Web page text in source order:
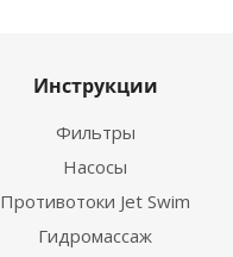
Инструкции
Фильтры
Насосы
Противотоки Jet Swim
Гидромассаж